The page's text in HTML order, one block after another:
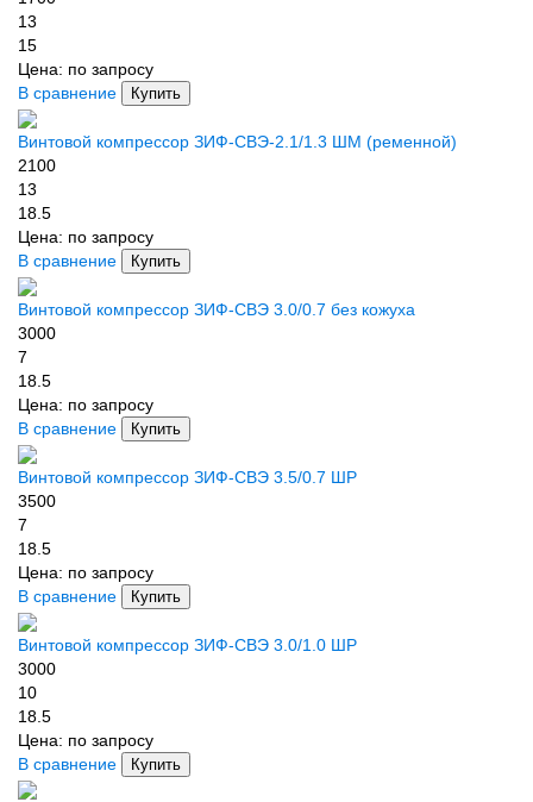
13
15
Цена: по запросу
В сравнение
Купить
Винтовой компрессор ЗИФ-СВЭ-2.1/1.3 ШМ (ременной)
2100
13
18.5
Цена: по запросу
В сравнение
Купить
Винтовой компрессор ЗИФ-СВЭ 3.0/0.7 без кожуха
3000
7
18.5
Цена: по запросу
В сравнение
Купить
Винтовой компрессор ЗИФ-СВЭ 3.5/0.7 ШР
3500
7
18.5
Цена: по запросу
В сравнение
Купить
Винтовой компрессор ЗИФ-СВЭ 3.0/1.0 ШР
3000
10
18.5
Цена: по запросу
В сравнение
Купить